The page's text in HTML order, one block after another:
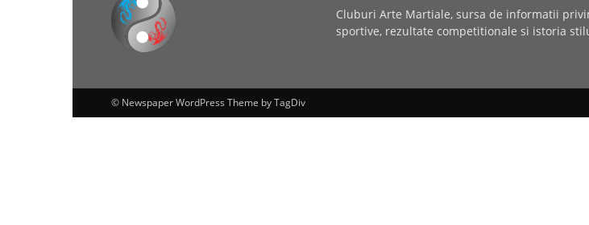
Cluburi Arte Martiale, sursa de informatii
sportive, rezultate competitionale si istoria
© Newspaper WordPress Theme by TagDiv